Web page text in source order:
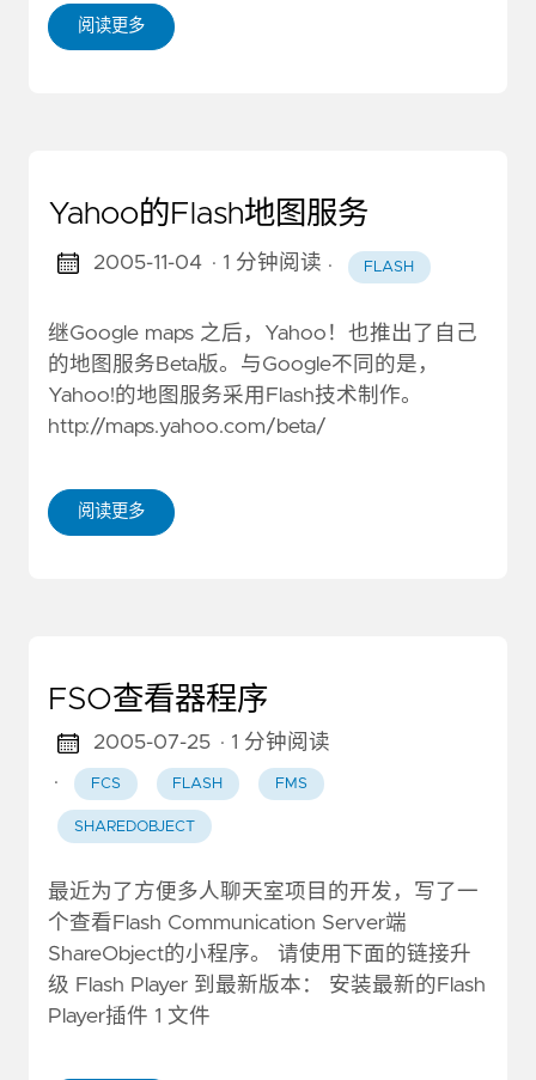
阅读更多
Yahoo的Flash地图服务
2005-11-04 · 1 分钟阅读 · FLASH
继Google maps 之后，Yahoo！也推出了自己
的地图服务Beta版。与Google不同的是，
Yahoo!的地图服务采用Flash技术制作。
http://maps.yahoo.com/beta/
阅读更多
FSO查看器程序
2005-07-25 · 1 分钟阅读
·
FCS FLASH FMS
SHAREDOBJECT
最近为了方便多人聊天室项目的开发，写了一
个查看Flash Communication Server端
ShareObject的小程序。 请使用下面的链接升
级 Flash Player 到最新版本： 安装最新的Flash
Player插件 1 文件